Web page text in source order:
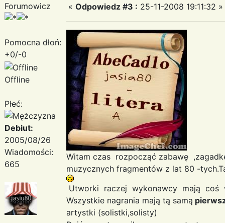
Forumowicz
Pomocna dłoń:
+0/-0
Offline
Płeć:
Debiut:
2005/08/26
Wiadomości:
665
« Odpowiedz #3 : 25-11-2008 19:11:32 »
Witam czas rozpocząć zabawę
muzycznych fragmentów z lat 80 -
Utworki raczej wykonawcy mają coś
Wszystkie nagrania mają tą samą
artystki (solistki,solisty)